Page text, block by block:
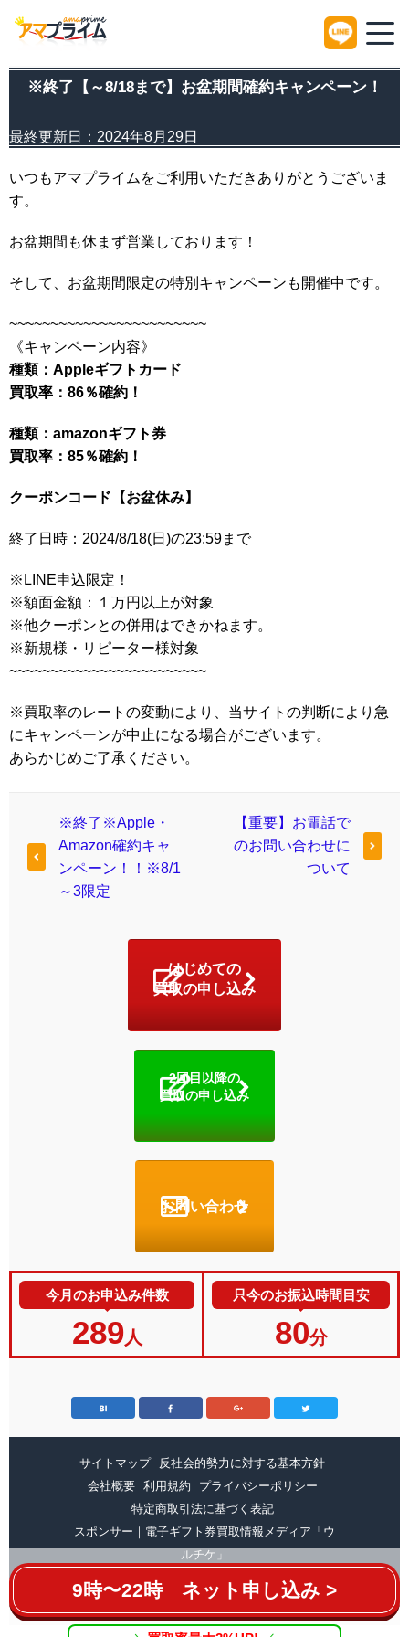
HOME Information ※終了【～8/18まで】お盆期間確約キャンペーン！
※終了【～8/18まで】お盆期間確約キャンペーン！
最終更新日： 2024年8月29日
いつもアマプライムをご利用いただきありがとうございま
す。
お盆期間も休まず営業しております！
そして、お盆期間限定の特別キャンペーンも開催中です。
~~~~~~~~~~~~~~~~~~~~~~~~
《キャンペーン内容》
種類：Appleギフトカード
買取率：86％確約！
種類：amazonギフト券
買取率：85％確約！
クーポンコード【お盆休み】
終了日時：2024/8/18(日)の23:59まで
※LINE申込限定！
※額面金額：１万円以上が対象
※他クーポンとの併用はできかねます。
※新規様・リピーター様対象
~~~~~~~~~~~~~~~~~~~~~~~~
※買取率のレートの変動により、当サイトの判断により急
にキャンペーンが中止になる場合がございます。
あらかじめご了承ください。
※終了※Apple・
Amazon確約キャ
ンペーン！！※8/1
～3限定
【重要】お電話で
のお問い合わせに
ついて
はじめての
買取の申し込み
2回目以降の
買取の申し込み
お問い合わせ
今月のお申込み件数
289人
只今のお振込時間目安
80分
サイトマップ
反社会的勢力に対する基本方針
会社概要
利用規約
プライバシーポリシー
特定商取引法に基づく表記
スポンサー｜電子ギフト券買取情報メディア「ウ
ルチケ」
Copyright ©amaprime.net All Rights Reserved.
9時〜22時 ネット申し込み >